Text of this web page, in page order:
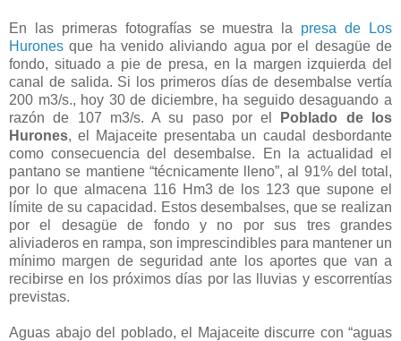
En las primeras fotografías se muestra la presa de Los
Huronesque ha venido aliviando agua por el desagüe de
fondo, situado a pie de presa, en la margen izquierda del
canal de salida. Si los primeros días de desembalse vertía
200 m3/s., hoy 30 de diciembre, ha seguido desaguando a
razón de 107 m3/s. A su paso por el
Poblado de los
Hurones, el Majaceite presentaba un caudal desbordante
como consecuencia del desembalse. En la actualidad el
pantano se mantiene “técnicamente lleno”, al 91% del total,
por lo que almacena 116 Hm3 de los 123 que supone el
límite de su capacidad. Estos desembalses, que se realizan
por el desagüe de fondo y no por sus tres grandes
aliviaderos en rampa, son imprescindibles para mantener un
mínimo margen de seguridad ante los aportes que van a
recibirse en los próximos días por las lluvias y escorrentías
previstas.
Aguas abajo del poblado, el Majaceite discurre con “aguas